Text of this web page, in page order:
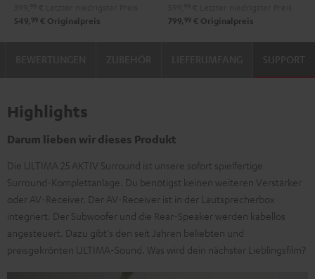
549, 99 € Originalpreis
USB USB
799, 99 € Originalpreis
SUPPORT
Highlights
Darum lieben wir dieses Produkt
Die ULTIMA 25 AKTIV Surround ist unsere sofort spielfertige
Surround-Komplettanlage. Du benötigst keinen weiteren Verstärker
oder AV-Receiver. Der AV-Receiver ist in der Lautsprecherbox
integriert. Der Subwoofer und die Rear-Speaker werden kabellos
angesteuert. Dazu gibt's den seit Jahren beliebten und
preisgekrönten ULTIMA-Sound. Was wird dein nächster Lieblingsfilm?